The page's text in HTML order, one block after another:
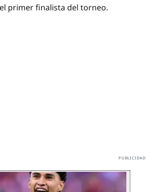
primer finalista del torneo.